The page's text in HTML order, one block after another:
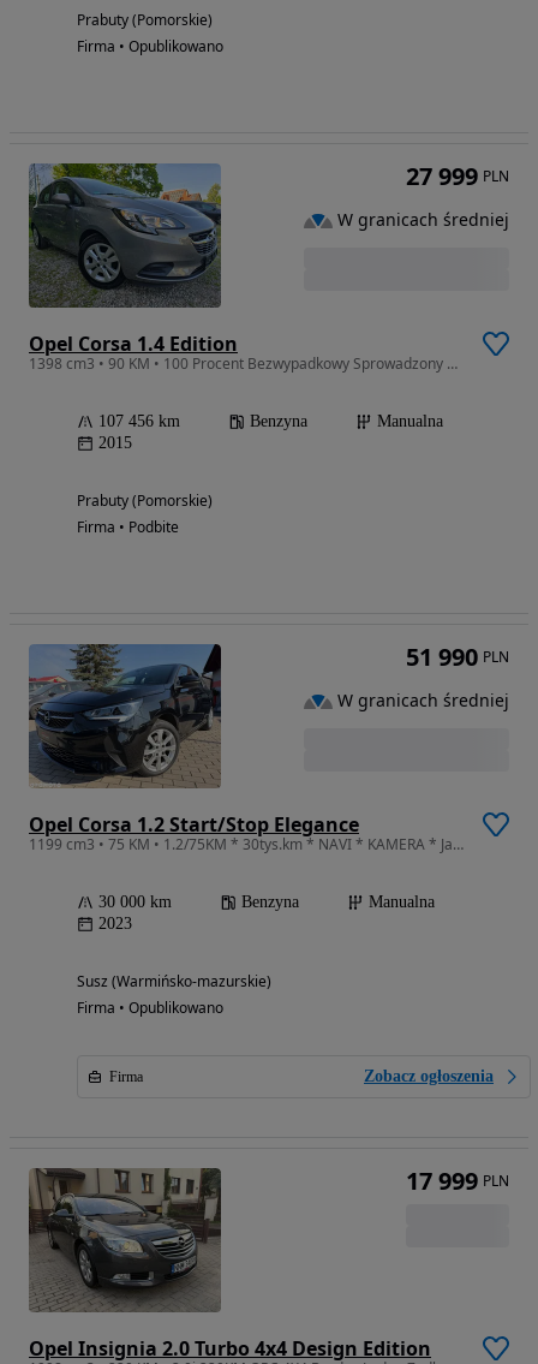
Prabuty (Pomorskie)
Firma • Opublikowano
Opel Corsa 1.4 Edition
1398 cm3 • 90 KM • 100 Procent Bezwypadkowy Sprowadzony Serwisowany
107 456 km Benzyna
Manualna
2015
Prabuty (Pomorskie)
Firma • Podbite
27 999 PLN
W granicach średniej
Opel Corsa 1.2 Start/Stop Elegance
1199 cm3 • 75 KM • 1.2/75KM * 30tys.km * NAVI * KAMERA * Jak Nowa *
30 000 km Benzyna
Manualna
2023
Susz (Warmińsko-mazurskie)
Firma • Opublikowano
Firma Zobacz ogłoszenia
51 990 PLN
W granicach średniej
Opel Insignia 2.0 Turbo 4x4 Design Edition
17 999 PLN